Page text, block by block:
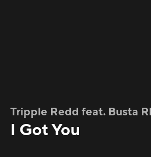
Tripple Redd feat. Busta
I Got You